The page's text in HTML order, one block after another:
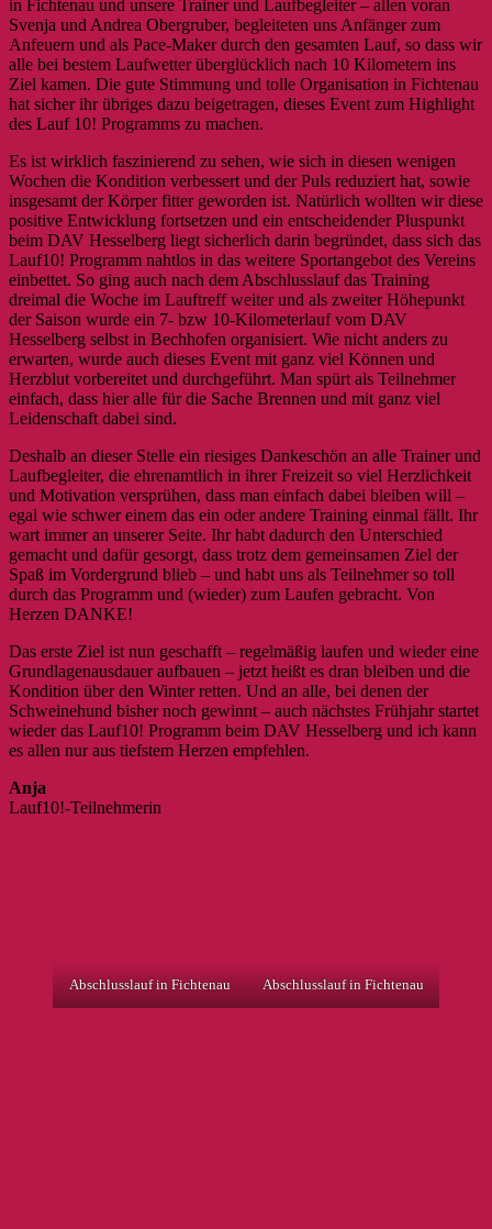
in Fichtenau und unsere Trainer und Laufbegleiter – allen voran
Svenja und Andrea Obergruber, begleiteten uns Anfänger zum
Anfeuern und als Pace-Maker durch den gesamten Lauf, so dass wir
alle bei bestem Laufwetter überglücklich nach 10 Kilometern ins
Ziel kamen. Die gute Stimmung und tolle Organisation in Fichtenau
hat sicher ihr übriges dazu beigetragen, dieses Event zum Highlight
des Lauf 10! Programms zu machen.
Es ist wirklich faszinierend zu sehen, wie sich in diesen wenigen
Wochen die Kondition verbessert und der Puls reduziert hat, sowie
insgesamt der Körper fitter geworden ist. Natürlich wollten wir diese
positive Entwicklung fortsetzen und ein entscheidender Pluspunkt
beim DAV Hesselberg liegt sicherlich darin begründet, dass sich das
Lauf10! Programm nahtlos in das weitere Sportangebot des Vereins
einbettet. So ging auch nach dem Abschlusslauf das Training
dreimal die Woche im Lauftreff weiter und als zweiter Höhepunkt
der Saison wurde ein 7- bzw 10-Kilometerlauf vom DAV
Hesselberg selbst in Bechhofen organisiert. Wie nicht anders zu
erwarten, wurde auch dieses Event mit ganz viel Können und
Herzblut vorbereitet und durchgeführt. Man spürt als Teilnehmer
einfach, dass hier alle für die Sache Brennen und mit ganz viel
Leidenschaft dabei sind.
Deshalb an dieser Stelle ein riesiges Dankeschön an alle Trainer und
Laufbegleiter, die ehrenamtlich in ihrer Freizeit so viel Herzlichkeit
und Motivation versprühen, dass man einfach dabei bleiben will –
egal wie schwer einem das ein oder andere Training einmal fällt. Ihr
wart immer an unserer Seite. Ihr habt dadurch den Unterschied
gemacht und dafür gesorgt, dass trotz dem gemeinsamen Ziel der
Spaß im Vordergrund blieb – und habt uns als Teilnehmer so toll
durch das Programm und (wieder) zum Laufen gebracht. Von
Herzen DANKE!
Das erste Ziel ist nun geschafft – regelmäßig laufen und wieder eine
Grundlagenausdauer aufbauen – jetzt heißt es dran bleiben und die
Kondition über den Winter retten. Und an alle, bei denen der
Schweinehund bisher noch gewinnt – auch nächstes Frühjahr startet
wieder das Lauf10! Programm beim DAV Hesselberg und ich kann
es allen nur aus tiefstem Herzen empfehlen.
Anja
Lauf10!-Teilnehmerin
Abschlusslauf in Fichtenau Abschlusslauf in Fichtenau